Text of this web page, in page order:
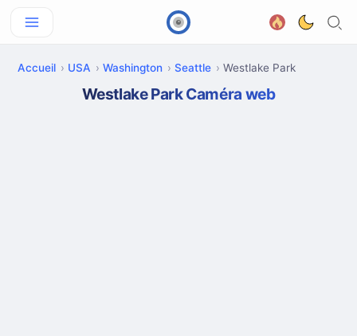
Accueil USA Washington Seattle Westlake Park
Westlake Park Caméra web